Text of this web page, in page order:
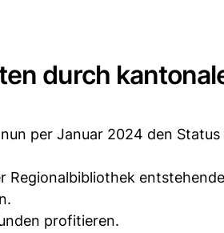
durch
per Januar 2024 den Status
Regionalbibliothek
profitieren.